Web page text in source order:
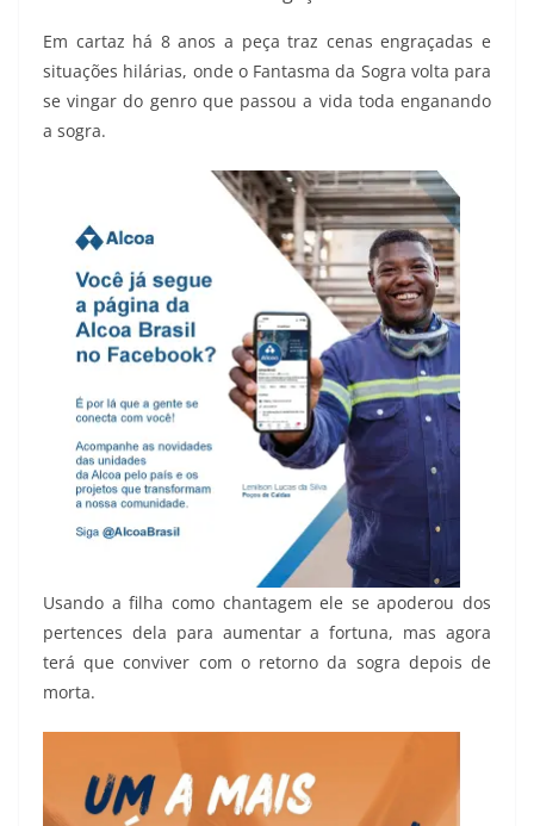
Em cartaz há 8 anos a peça traz cenas engraçadas e
situações hilárias, onde o Fantasma da Sogra volta para
se vingar do genro que passou a vida toda enganando
a sogra.
Usando a filha como chantagem ele se apoderou dos
pertences dela para aumentar a fortuna, mas agora
terá que conviver com o retorno da sogra depois de
morta.